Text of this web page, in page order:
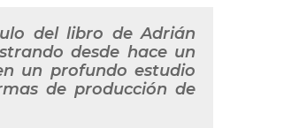
del libro de Adrián
desde hace un
un profundo estudio
de producción de